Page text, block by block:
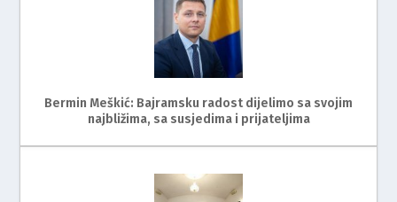
Bermin Meškić: Bajramsku radost dijelimo sa svojim
najbližima, sa susjedima i prijateljima